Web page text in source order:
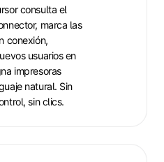
consulta el
marca las
conexión,
usuarios en
impresoras
natural. Sin
sin clics.